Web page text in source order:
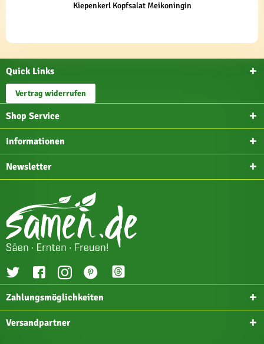
Kiepenkerl Kopfsalat Meikoningin
Quick Links
Vertrag widerrufen
Shop Service
Informationen
Newsletter
Zahlungsmöglichkeiten
Versandpartner